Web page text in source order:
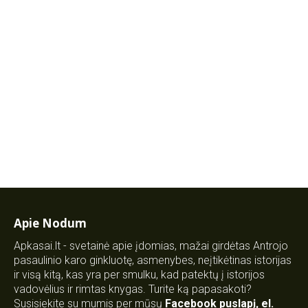
Apie Nodum
Apkasai.lt - svetainė apie įdomias, mažai girdėtas Antrojo
pasaulinio karo ginkluotę, asmenybes, neįtikėtinas istorijas
ir visą kitą, kas yra per smulku, kad patektų į istorijos
vadovėlius ir rimtas knygas. Turite ką papasakoti?
Susisiekite su mumis per mūsų Facebook puslapį, el.